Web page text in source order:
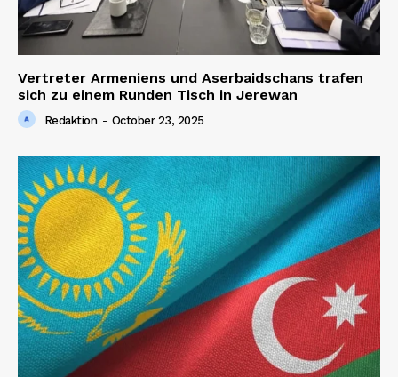
Vertreter Armeniens und Aserbaidschans trafen
sich zu einem Runden Tisch in Jerewan
Redaktion - October 23, 2025